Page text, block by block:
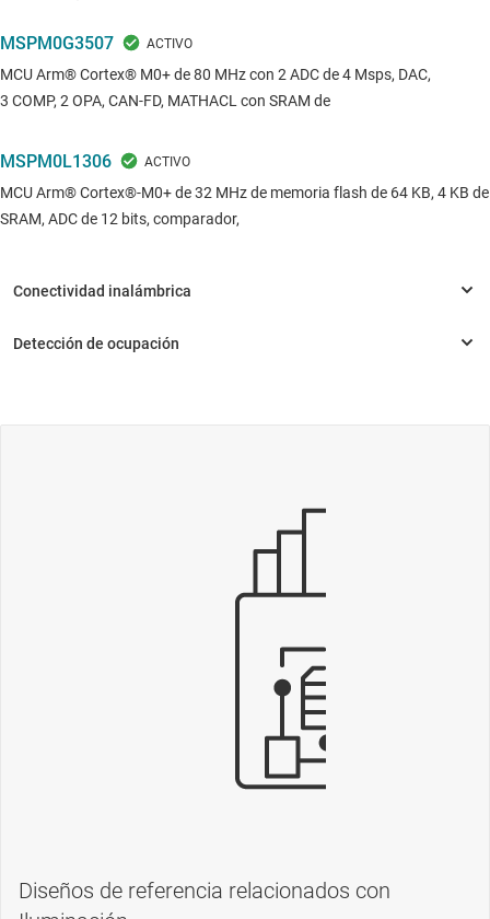
MSPM0G3507
MCU Arm® Cortex® M0+ de 80 MHz con 2 ADC de 4 Msps, DAC,
3 COMP, 2 OPA, CAN-FD, MATHACL con SRAM de
MSPM0L1306
MCU Arm® Cortex®-M0+ de 32 MHz de memoria flash de 64 KB, 4 KB de
SRAM, ADC de 12 bits, comparador,
Diseños de referencia relacionados con